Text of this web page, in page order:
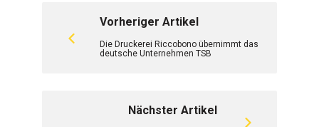
Vorheriger Artikel
Die Druckerei Riccobono übernimmt das
deutsche Unternehmen TSB
Nächster Artikel